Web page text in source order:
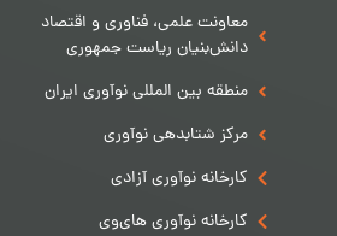
معاونت علمی، فناوری و اقتصاد
دانش‌بنیان ریاست جمهوری
منطقه بین المللی نوآوری ایران
مرکز شتابدهی نوآوری
کارخانه نوآوری آزادی
کارخانه نوآوری های‌وی